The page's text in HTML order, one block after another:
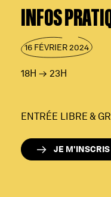
INFOS
16 FÉVRIER 2024
18H → 23H
ENTRÉE LIBRE &
JE M'INSCRIS